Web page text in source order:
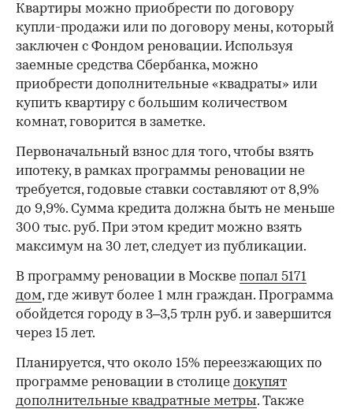
Квартиры можно приобрести по договору
купли-продажи или по договору мены, который
заключен с Фондом реновации. Используя
заемные средства Сбербанка, можно
приобрести дополнительные «квадраты» или
купить квартиру с большим количеством
комнат, говорится в заметке.
Первоначальный взнос для того, чтобы взять
ипотеку, в рамках программы реновации не
требуется, годовые ставки составляют от 8,9%
до 9,9%. Сумма кредита должна быть не меньше
300 тыс. руб. При этом кредит можно взять
максимум на 30 лет, следует из публикации.
В программу реновации в Москве попал 5171
дом, где живут более 1 млн граждан. Программа
обойдется городу в 3–3,5 трлн руб. и завершится
через 15 лет.
Планируется, что около 15% переезжающих по
программе реновации в столице докупят
дополнительные квадратные метры. Также